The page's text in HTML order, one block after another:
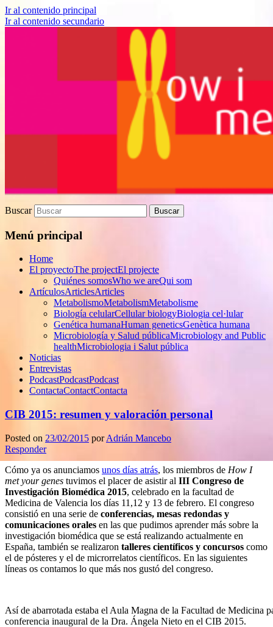
Ir al contenido principal
Ir al contenido secundario
How I met your genes
Proyecto de divulgación científica sobre
Buscar
Menú principal
Home
El proyectoThe projectEl projecte
Quiénes somosWho we areQui som
ArtículosArticlesArticles
MetabolismoMetabolismMetabolisme
Biología celularCellular biologyBiologia cel·lular
Genética humanaHuman geneticsGenètica humana
Microbiología y Salud públicaMicrobiology and Public
healthMicrobiologia i Salut pública
Noticias
Entrevistas
PodcastPodcastPodcast
ContactaContactContacta
CIB 2015: resumen y valoración personal
Posted on 23/02/2015 porAdrián Mancebo
Responder
Cómo ya os anunciamos unos días atrás, los miembros de How I
met your genes tuvimos el placer de asistir al III Congreso de
Investigación Biomédica 2015, celebrado en la facultad de
Medicina de Valencia los días 11,12 y 13 de febrero. El congreso
consistió en una serie de conferencias, mesas redondas y
comunicaciones orales en las que pudimos aprender más sobre la
investigación biomédica que se está realizando actualmente en
España, también se realizaron talleres científicos y concursos como
el de pósteres y el de microrrelatos científicos. En las siguientes
líneas os contamos lo que más nos gustó del congreso.
Así de abarrotada estaba el Aula Magna de la Facultad de Medicina
conferencia inaugural de la Dra. Ángela Nieto en el CIB 2015.